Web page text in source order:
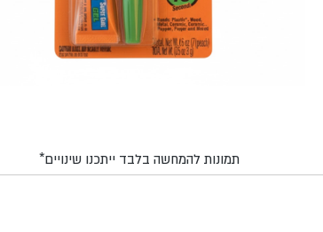
*תמונות להמחשה בלבד ייתכנו שינויים